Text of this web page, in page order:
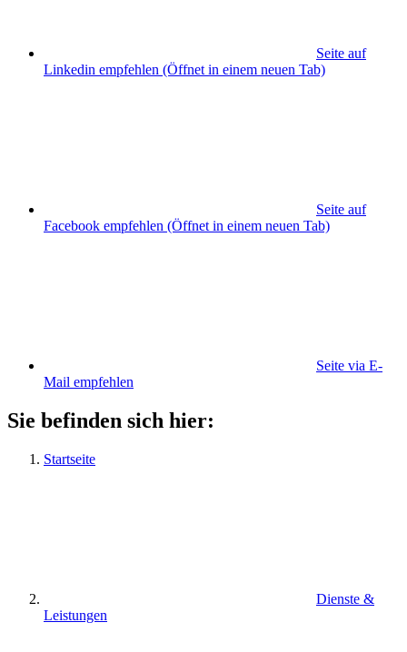
Seite auf
Linkedin empfehlen (Öffnet in einem neuen Tab)
Seite auf
Facebook empfehlen (Öffnet in einem neuen Tab)
Seite via E-
Mail empfehlen
Sie befinden sich hier:
Startseite
Dienste &
Leistungen